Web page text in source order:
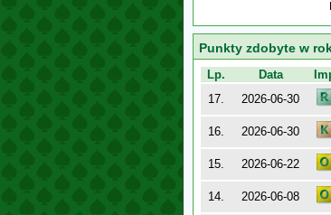
Punkty zdobyte w
Lp. Data
17.
2026-06-30
16. 2026-06-30
15. 2026-06-22
14. 2026-06-08